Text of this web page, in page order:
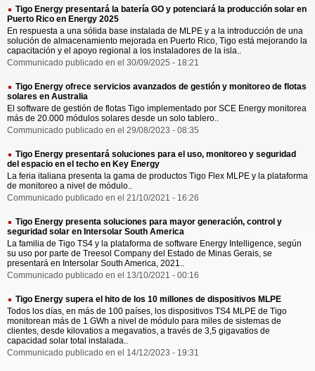
Tigo Energy presentará la batería GO y potenciará la producción solar en
Puerto Rico en Energy 2025
En respuesta a una sólida base instalada de MLPE y a la introducción de una
solución de almacenamiento mejorada en Puerto Rico, Tigo está mejorando la
capacitación y el apoyo regional a los instaladores de la isla..
Communicado publicado en el 30/09/2025 - 18:21
Tigo Energy ofrece servicios avanzados de gestión y monitoreo de flotas
solares en Australia
El software de gestión de flotas Tigo implementado por SCE Energy monitorea
más de 20.000 módulos solares desde un solo tablero..
Communicado publicado en el 29/08/2023 - 08:35
Tigo Energy presentará soluciones para el uso, monitoreo y seguridad
del espacio en el techo en Key Energy
La feria italiana presenta la gama de productos Tigo Flex MLPE y la plataforma
de monitoreo a nivel de módulo..
Communicado publicado en el 21/10/2021 - 16:26
Tigo Energy presenta soluciones para mayor generación, control y
seguridad solar en Intersolar South America
La familia de Tigo TS4 y la plataforma de software Energy Intelligence, según
su uso por parte de Treesol Company del Estado de Minas Gerais, se
presentará en Intersolar South America, 2021..
Communicado publicado en el 13/10/2021 - 00:16
Tigo Energy supera el hito de los 10 millones de dispositivos MLPE
Todos los días, en más de 100 países, los dispositivos TS4 MLPE de Tigo
monitorean más de 1 GWh a nivel de módulo para miles de sistemas de
clientes, desde kilovatios a megavatios, a través de 3,5 gigavatios de
capacidad solar total instalada..
Communicado publicado en el 14/12/2023 - 19:31